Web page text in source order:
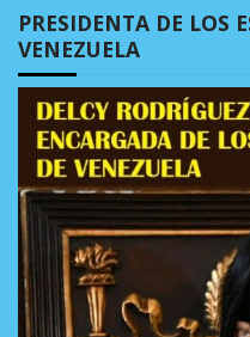
PRESIDENTA DE LOS
VENEZUELA